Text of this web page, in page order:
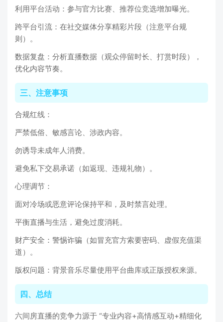
利用平台活动：参与官方比赛、推荐位竞选增加曝光。
跨平台引流：在社交媒体分享精彩片段（注意平台规
则）。
数据复盘：分析直播数据（观众停留时长、打赏时段），
优化内容节奏。
三、注意事项
合规红线：
严禁低俗、敏感言论、涉政内容。
勿诱导未成年人消费。
避免私下交易承诺（如返现、违规礼物）。
心理调节：
面对冷场或恶意评论保持平和，及时禁言处理。
平衡直播与生活，避免过度消耗。
财产安全：警惕诈骗（如冒充官方索要密码、虚假充值渠
道）。
版权问题：背景音乐尽量使用平台曲库或正版授权来源。
四、总结
六间房直播的竞争力源于 “专业内容+高情感互动+精细化